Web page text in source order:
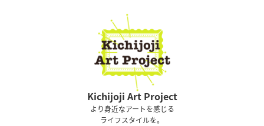
Kichijoji Art Project
より身近なアートを感じる
ライフスタイルを。